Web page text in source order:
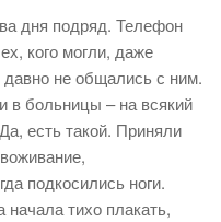
дня подряд. Телефон
кого могли, даже
не общались с ним.
в больницы – на всякий
есть такой. Приняли
подкосились ноги.
тихо плакать,